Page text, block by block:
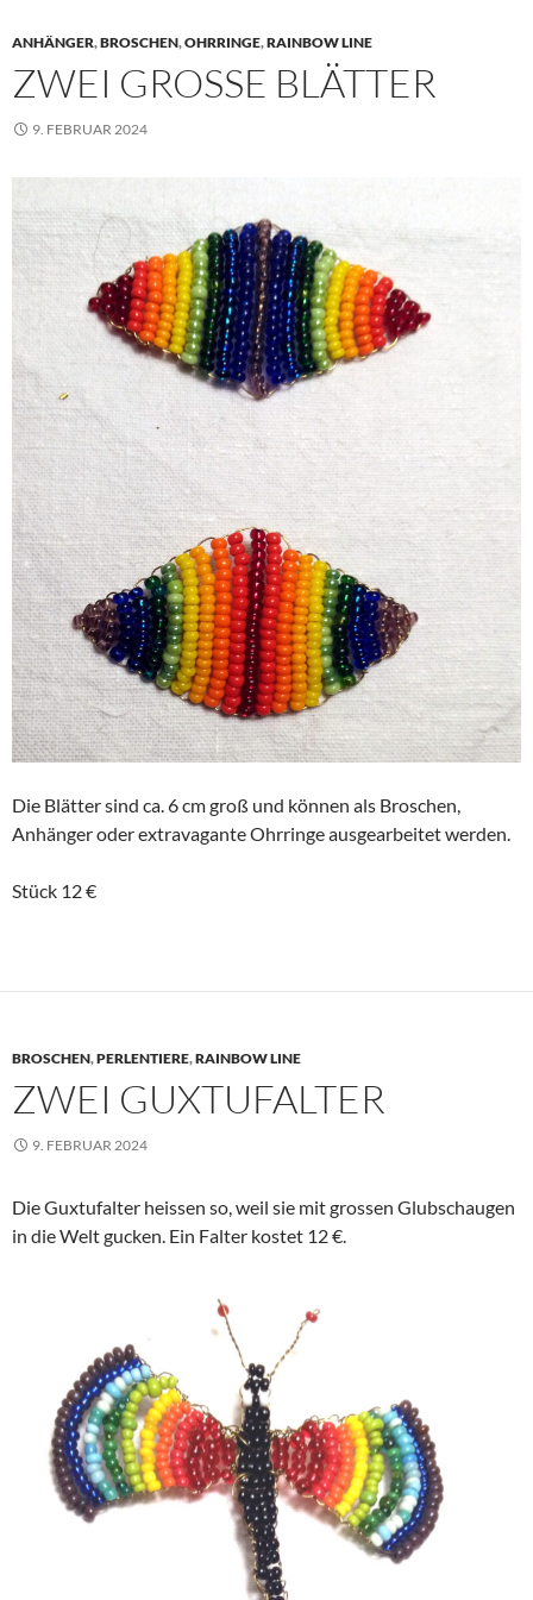
ANHÄNGER,BROSCHEN,OHRRINGE,RAINBOW LINE
ZWEI GROSSE BLÄTTER
9. FEBRUAR 2024
Die Blätter sind ca. 6 cm groß und können als Broschen,
Anhänger oder extravagante Ohrringe ausgearbeitet werden.
Stück 12 €
BROSCHEN,PERLENTIERE,RAINBOW LINE
ZWEI GUXTUFALTER
9. FEBRUAR 2024
Die Guxtufalter heissen so, weil sie mit grossen Glubschaugen
in die Welt gucken. Ein Falter kostet 12 €.